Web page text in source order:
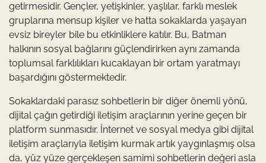
getirmesidir. Gençler, yetişkinler, yaşlılar, farklı meslek
gruplarına mensup kişiler ve hatta sokaklarda yaşayan
evsiz bireyler bile bu etkinliklere katılır. Bu, Batman
halkının sosyal bağlarını güçlendirirken aynı zamanda
toplumsal farklılıkları kucaklayan bir ortam yaratmayı
başardığını göstermektedir.
Sokaklardaki parasız sohbetlerin bir diğer önemli yönü,
dijital çağın getirdiği iletişim araçlarının yerine geçen bir
platform sunmasıdır. İnternet ve sosyal medya gibi dijital
iletişim araçlarıyla iletişim kurmak artık yaygınlaşmış olsa
da, yüz yüze gerçekleşen samimi sohbetlerin değeri asla